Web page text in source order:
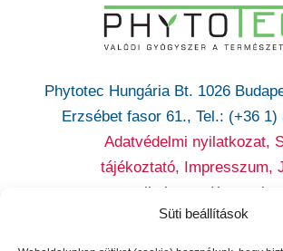
Süti beállítások
Phytotec Hungária Bt. 1026
Erzsébet fasor 61., Tel.: (+36 1)
Adatvédelmi nyilatkozat,
tájékoztató, Impresszum,
nyilatkozat,
Kapcsolat
Colpofix|Maltofer